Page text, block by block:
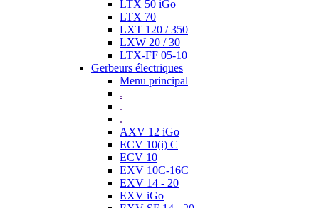
LTX 50 iGo
LTX 70
LXT 120 / 350
LXW 20 / 30
LTX-FF 05-10
Gerbeurs électriques
Menu principal
.
.
.
AXV 12 iGo
ECV 10(i) C
ECV 10
EXV 10C-16C
EXV 14 - 20
EXV iGo